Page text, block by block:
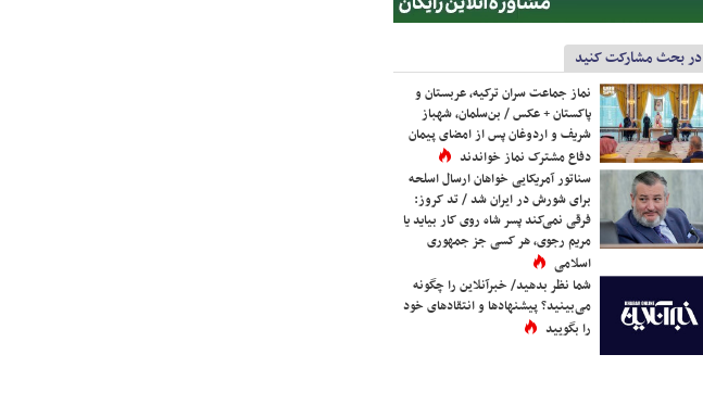
در بحث مشارکت کنید
نماز جماعت سران ترکیه، عربستان و
پاکستان + عکس / بن‌سلمان، شهباز
شریف و اردوغان پس از امضای پیمان
دفاع مشترک نماز خواندند
سناتور آمریکایی خواهان ارسال اسلحه
برای شورش در ایران شد / تد کروز:
فرقی نمی‌کند پسر شاه روی کار بیاید یا
مریم رجوی، هر کسی جز جمهوری
اسلامی
شما نظر بدهید/ خبرآنلاین را چگونه
می‌بینید؟ پیشنهادها و انتقادهای خود
را بگویید